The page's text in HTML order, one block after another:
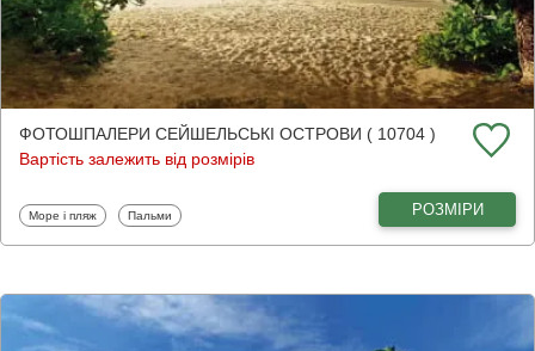
ФОТОШПАЛЕРИ СЕЙШЕЛЬСЬКІ ОСТРОВИ ( 10704 )
Вартість залежить від розмірів
Фотошпалери
Море і пляж Фотошпалери
Пальми РОЗМІРИ